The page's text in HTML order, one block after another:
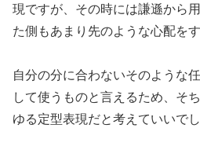
現ですが、その時には謙遜から
た側もあまり先のような心配を
自分の分に合わないそのような
して使うものと言えるため、そ
ゆる定型表現だと考えていいでし